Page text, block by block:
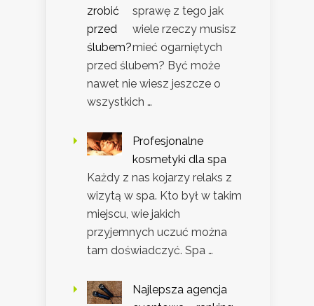
sprawę z tego jak
wiele rzeczy musisz
mieć ogarniętych
przed ślubem? Być może
nawet nie wiesz jeszcze o
wszystkich …
Profesjonalne
kosmetyki dla spa
Każdy z nas kojarzy relaks z
wizytą w spa. Kto był w takim
miejscu, wie jakich
przyjemnych uczuć można
tam doświadczyć. Spa …
Najlepsza agencja